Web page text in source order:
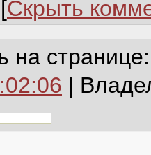
Скрыть
на
|